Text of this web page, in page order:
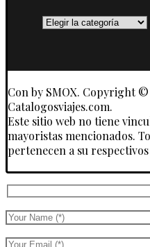
Destinos
Con by SMOX. Copyright ©
Catalogosviajes.com.
Este sitio web no tiene
mayoristas mencionados.
pertenecen a su